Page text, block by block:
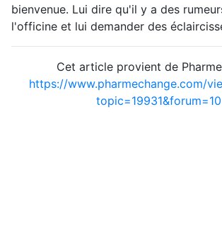
bienvenue. Lui dire qu'il y a des
l'officine et lui demander des
Cet article provient de
https://www.pharmechange.com/
topic=19931&forum=10